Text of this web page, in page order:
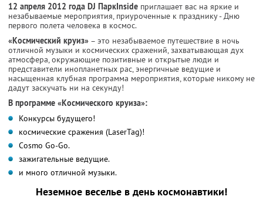
12 апреля 2012 года DJ ПаркInside приглашает вас на яркие и
незабываемые мероприятия, приуроченные к празднику - Дню
первого полета человека в космос.
«Космический круиз» – это незабываемое путешествие в ночь
отличной музыки и космических сражений, захватывающая дух
атмосфера, окружающие позитивные и открытые люди и
представители инопланетных рас, энергичные ведущие и
насыщенная клубная программа мероприятия, которые никому не
дадут заскучать ни на секунду!
В программе «Космического круиза»:
Конкурсы будущего!
космические сражения (LaserTag)!
Cosmo Go-Go.
зажигательные ведущие.
и много отличной музыки.
Неземное веселье в день космонавтики!